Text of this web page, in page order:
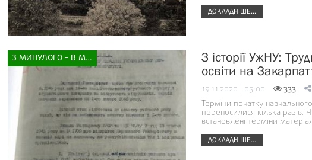
ДОКЛАДНІШЕ...
З МИНУЛОГО – В МАЙБУТНЄ
З історії УжНУ:
освіти на
19.11.2020 | 05:00 333
Терміни початку
переносилися кілька разів.
встановлені терміни
ДОКЛАДНІШЕ...